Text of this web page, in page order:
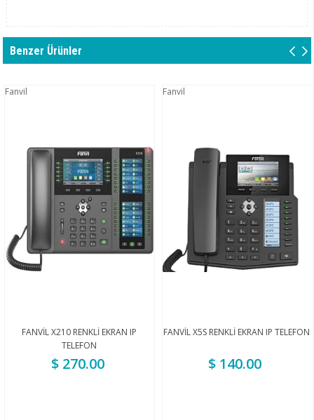
Benzer Ürünler
Fanvil
FANVİL X210 RENKLİ EKRAN IP
TELEFON
$ 270.00
Fanvil
FANVİL X5S RENKLİ EKRAN IP TELEFON
$ 140.00